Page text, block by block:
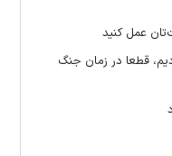
عمل کنید
قطعا در زمان جنگ